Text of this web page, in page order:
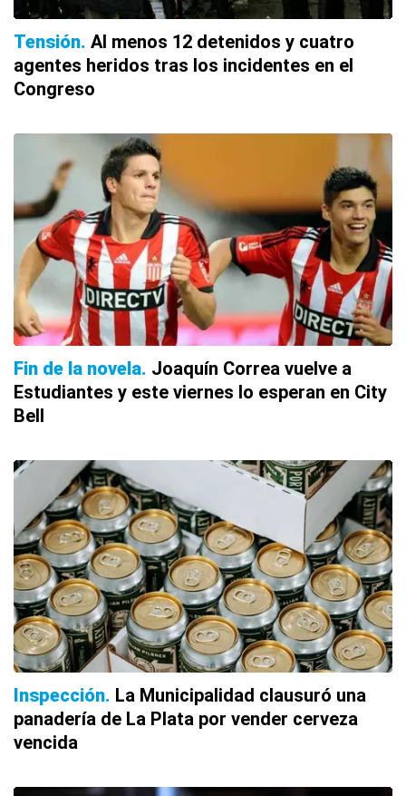
Tensión Al menos 12 detenidos y cuatro
agentes heridos tras los incidentes en el
Congreso
Fin de la novela Joaquín Correa vuelve a
Estudiantes y este viernes lo esperan en City
Bell
Inspección La Municipalidad clausuró una
panadería de La Plata por vender cerveza
vencida